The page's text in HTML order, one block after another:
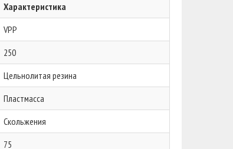
Характеристика
VPP
250
Цельнолитая резина
Пластмасса
Скольжения
75